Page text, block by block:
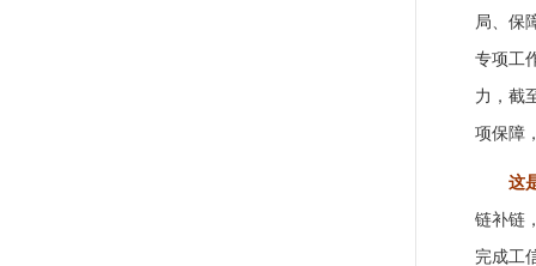
局、保
专项工
力，截
项保障
这
链补链
完成工